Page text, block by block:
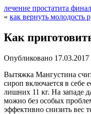
лечение простатита
« как вернуть молодость
Как
Опубликовано 17.03.2017
Вытяжка Мангустина
сироп включается в
лишних 11 кг. На западе
можно без особых
эффективно снизить вес